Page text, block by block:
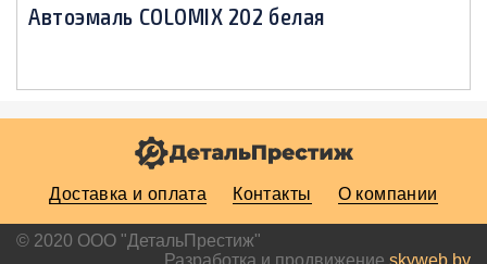
Автоэмаль COLOMIX 202 белая
Доставка и оплата Контакты О компании
© 2020 ООО "ДетальПрестиж"
Разработка и продвижение skyweb.by